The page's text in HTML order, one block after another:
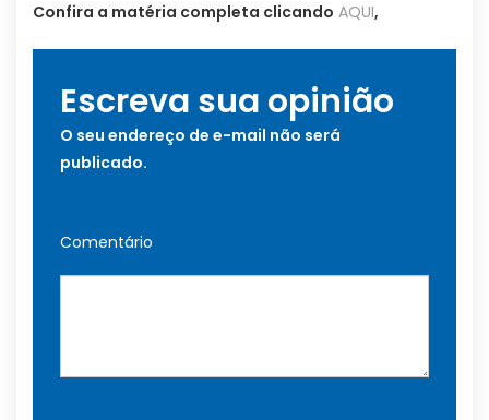
Confira a matéria completa clicando AQUI,
Escreva sua opinião
O seu endereço de e-mail não será
publicado.
Comentário